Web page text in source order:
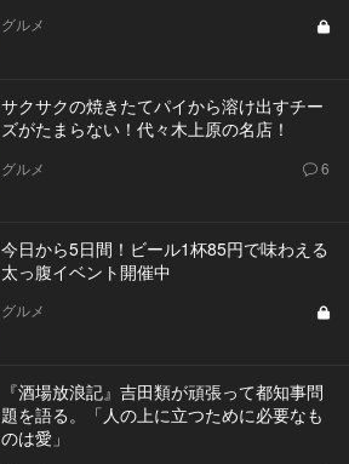
グルメ
サクサクの焼きたてパイから溶け出すチー
ズがたまらない！代々木上原の名店！
グルメ 6
今日から5日間！ビール1杯85円で味わえる
太っ腹イベント開催中
グルメ
『酒場放浪記』吉田類が頑張って都知事問
題を語る。「人の上に立つために必要なも
のは愛」